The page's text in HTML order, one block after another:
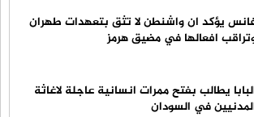
يؤكد ان واشنطن لا تثق بتعهدات طهران
افعالها في مضيق هرمز
يطالب بفتح ممرات انسانية عاجلة لاغاثة
في السودان